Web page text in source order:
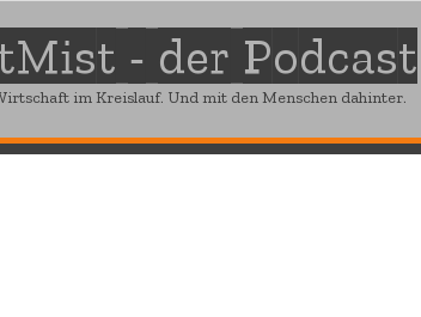
- der Podcast
im Kreislauf. Und mit den Menschen dahinter.